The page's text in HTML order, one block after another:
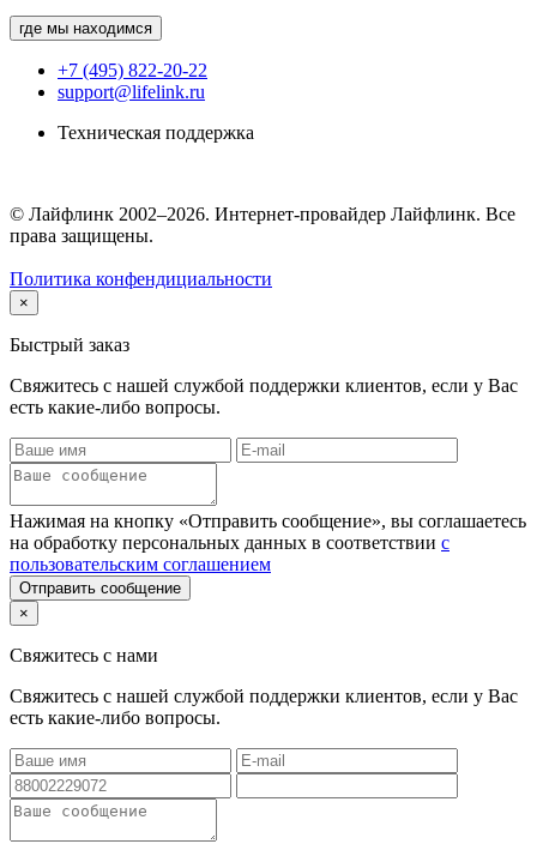
где мы находимся
+7 (495) 822-20-22
support@lifelink.ru
Техническая поддержка
© Лайфлинк 2002–2026. Интернет-провайдер Лайфлинк. Все
права защищены.
Политика конфендициальности
×
Быстрый заказ
Свяжитесь с нашей службой поддержки клиентов, если у Вас
есть какие-либо вопросы.
Нажимая на кнопку «Отправить сообщение», вы соглашаетесь
на обработку персональных данных в соответствии с
пользовательским соглашением
Отправить сообщение
×
Свяжитесь с нами
Свяжитесь с нашей службой поддержки клиентов, если у Вас
есть какие-либо вопросы.